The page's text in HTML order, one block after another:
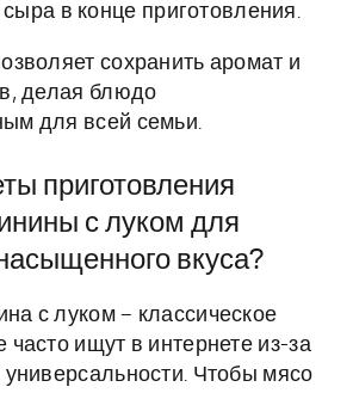
сыра в конце приготовления.
сохранить аромат и
делая блюдо
для всей семьи.
приготовления
с луком для
вкуса?
с луком – классическое
часто ищут в интернете из-за
универсальности. Чтобы мясо